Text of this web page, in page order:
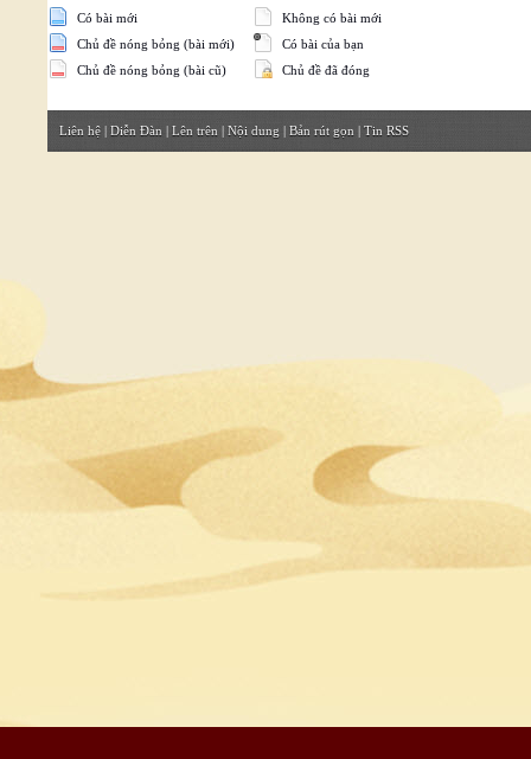
Có bài mới
Chủ đề nóng bỏng (bài mới)
Chủ đề nóng bỏng (bài cũ)
Không có bài mới
Có bài của bạn
Chủ đề đã đóng
Liên hệ | Diễn Đàn | Lên trên | Nội dung | Bản rút gọn | Tin RSS